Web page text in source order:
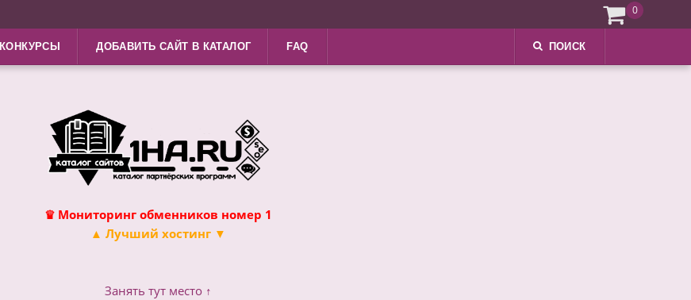
КОНКУРСЫ ДОБАВИТЬ САЙТ В КАТАЛОГ FAQ ПОИСК
♛ Мониторинг обменников номер 1
▲ Лучший хостинг ▼
Занять тут место ↑
0